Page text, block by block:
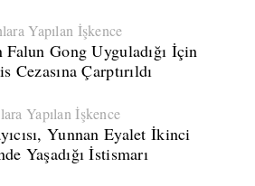
Yapılan İşkence
Falun Gong Uyguladığı İçin
Çarptırıldı
Yapılan İşkence
Yunnan Eyalet İkinci
Yaşadığı İstismarı